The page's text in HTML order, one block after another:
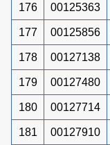
176 00125363
177 00125856
178 00127138
179 00127480
180 00127714
181 00127910